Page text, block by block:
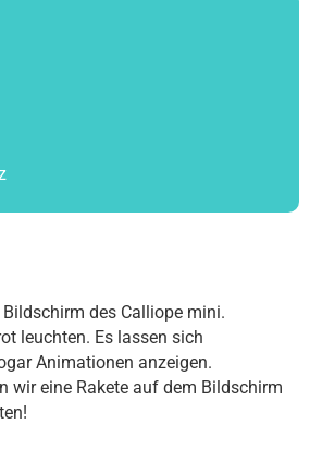
des Calliope mini.
leuchten. Es lassen sich
Animationen anzeigen.
wir eine Rakete auf dem Bildschirm